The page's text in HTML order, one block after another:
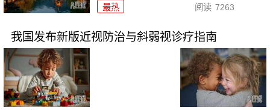
最热 阅读 7263
我国发布新版近视防治与斜弱视诊疗指南